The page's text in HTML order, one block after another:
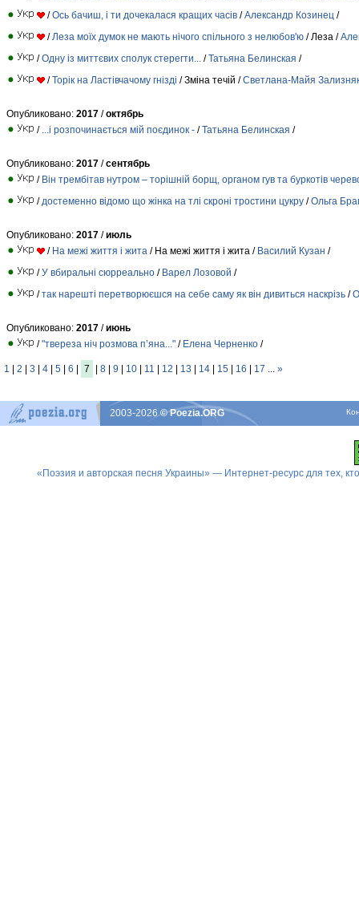
/Ось бачиш, і ти дочекалася кращих часів /Александр Козинец /
/ Леза моїх думок не мають нічого спільного з нелюбов'ю / Леза /
/Одну із миттєвих сполук стерегти... /Татьяна Белинская /
/Торік на Ластівчачому гнізді / Зміна течій /Светлана-Майя
Опубликовано: 2017 /октябрь
/
...і розпочинається мій поєдинок - /Татьяна Белинская /
Опубликовано: 2017 /сентябрь
/ Він трембітав нутром – торішній борщ, органом гув та буркотів
/ достеменно відомо що жінка на тлі скроні тростини цукру /Ольга
Опубликовано: 2017 /июль
/ На межі життя і жита / На межі життя і жита / Василий Кузан /
/У вбиральні сюрреально / Варел Лозовой /
/так нарешті перетворюєшся на себе саму як він дивиться наскрізь /
Опубликовано: 2017 /июнь
/"твереза ніч розмова п’яна..." / Елена Черненко /
1 | 2 | 3 | 4 | 5 | 6 | 7 | 8 | 9 | 10 | 11 | 12 | 13 | 14 | 15 | 16 | 17 »
2003-2026© Poezia.ORG
«Поэзия и авторская песня Украины» — Интернет-ресурс для тех,